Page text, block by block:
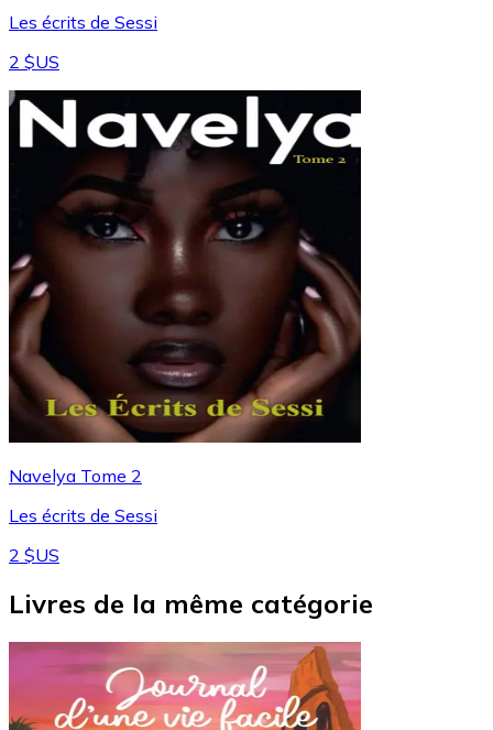
Les écrits de Sessi
2 $US
Navelya Tome 2
Les écrits de Sessi
2 $US
Livres de la même catégorie